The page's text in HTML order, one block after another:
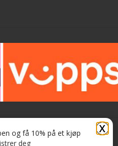
X
og få 10% på et kjøp
deg